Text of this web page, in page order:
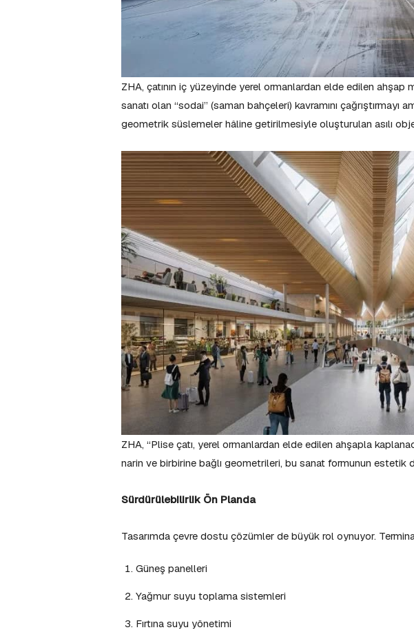
ZHA, çatının iç yüzeyinde yerel ormanlardan elde edilen
sanatı olan “sodai” (saman bahçeleri) kavramını çağrıştırmayı
geometrik süslemeler hâline getirilmesiyle oluşturulan asılı
ZHA, “Plise çatı, yerel ormanlardan elde edilen ahşapla
narin ve birbirine bağlı geometrileri, bu sanat formunun estetik
Sürdürülebilirlik Ön Planda
Tasarımda çevre dostu çözümler de büyük rol oynuyor.
Güneş panelleri
Yağmur suyu toplama sistemleri
Fırtına suyu yönetimi